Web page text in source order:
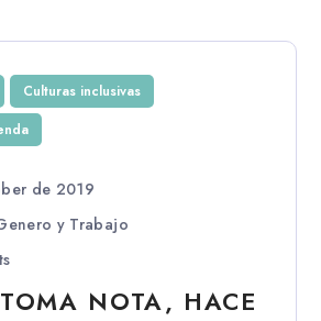
Culturas inclusivas
de 2019
y Trabajo
NOTA, HACE